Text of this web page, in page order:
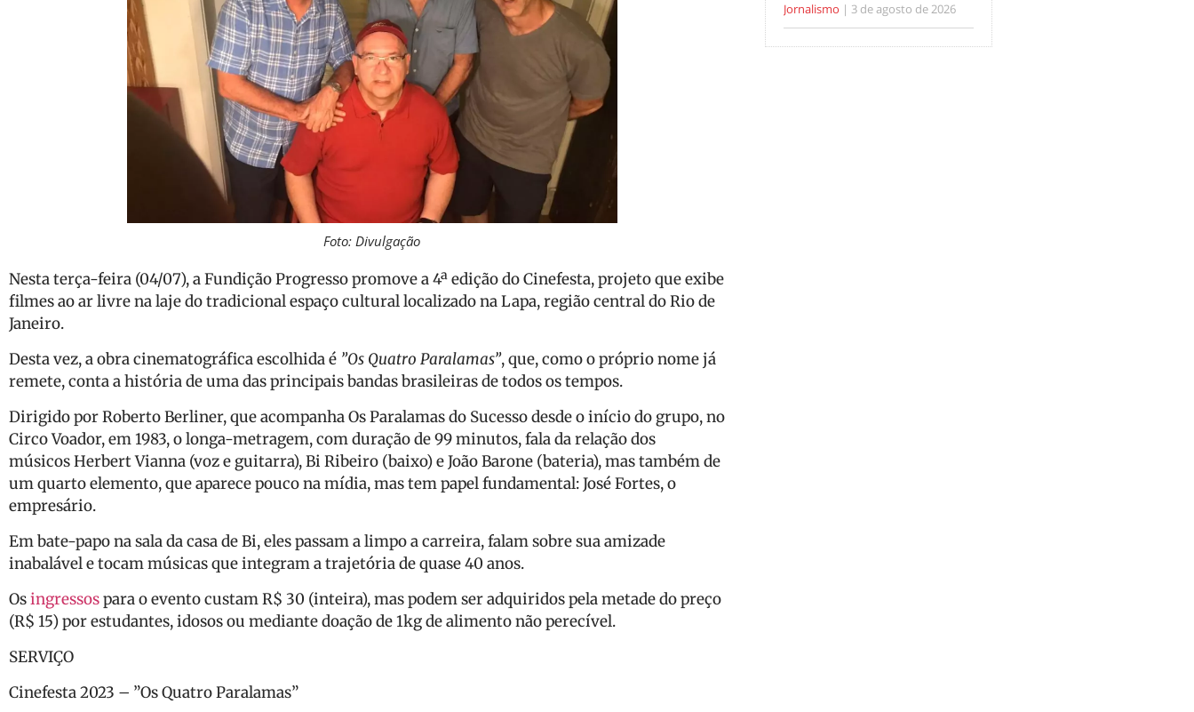
Foto: Divulgação
Nesta terça-feira (04/07), a Fundição Progresso promove a 4ª edição do Cinefesta, projeto que exibe
filmes ao ar livre na laje do tradicional espaço cultural localizado na Lapa, região central do Rio de
Janeiro.
Desta vez, a obra cinematográfica escolhida é ”Os Quatro Paralamas”, que, como o próprio nome já
remete, conta a história de uma das principais bandas brasileiras de todos os tempos.
Dirigido por Roberto Berliner, que acompanha Os Paralamas do Sucesso desde o início do grupo, no
Circo Voador, em 1983, o longa-metragem, com duração de 99 minutos, fala da relação dos
músicos Herbert Vianna (voz e guitarra), Bi Ribeiro (baixo) e João Barone (bateria), mas também de
um quarto elemento, que aparece pouco na mídia, mas tem papel fundamental: José Fortes, o
empresário.
Em bate-papo na sala da casa de Bi, eles passam a limpo a carreira, falam sobre sua amizade
inabalável e tocam músicas que integram a trajetória de quase 40 anos.
Osingressospara o evento custam R$ 30 (inteira), mas podem ser adquiridos pela metade do preço
(R$ 15) por estudantes, idosos ou mediante doação de 1kg de alimento não perecível.
SERVIÇO
Cinefesta 2023 – ”Os Quatro Paralamas”
Jornalismo 3 de agosto de 2026